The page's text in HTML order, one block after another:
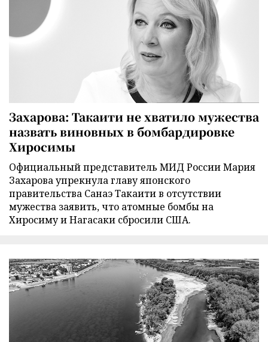
Захарова: Такаити не хватило мужества
назвать виновных в бомбардировке
Хиросимы
Официальный представитель МИД России Мария
Захарова упрекнула главу японского
правительства Санаэ Такаити в отсутствии
мужества заявить, что атомные бомбы на
Хиросиму и Нагасаки сбросили США.